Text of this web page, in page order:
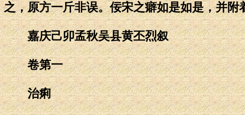
之，原方一斤非误。佞宋之癖如是如是，并
嘉庆己卯孟秋吴县黄丕烈叙
卷第一
治痢